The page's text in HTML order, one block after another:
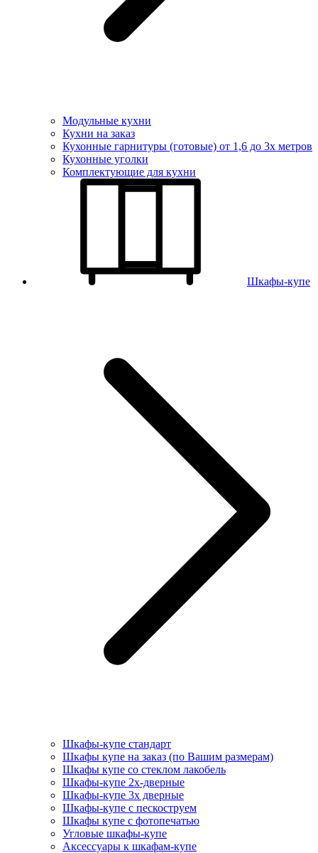
Модульные кухни
Кухни на заказ
Кухонные гарнитуры (готовые) от 1,6 до 3х метров
Кухонные уголки
Комплектующие для кухни
Шкафы-купе
Шкафы-купе стандарт
Шкафы купе на заказ (по Вашим размерам)
Шкафы купе со стеклом лакобель
Шкафы-купе 2х-дверные
Шкафы-купе 3х дверные
Шкафы-купе с пескоструем
Шкафы купе с фотопечатью
Угловые шкафы-купе
Аксессуары к шкафам-купе